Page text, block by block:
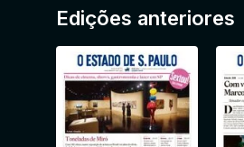
Edições anteriores